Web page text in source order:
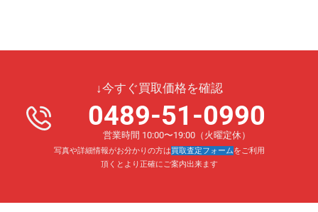
↓今すぐ買取価格を確認
0489-51-0990
営業時間 10:00〜19:00（火曜定休）
写真や詳細情報がお分かりの方は買取査定フォームをご利用
頂くとより正確にご案内出来ます